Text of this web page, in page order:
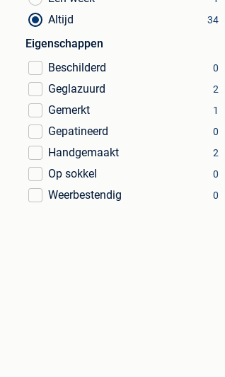
Altijd 34
Eigenschappen
Beschilderd
0
Geglazuurd 2
Gemerkt 1
Gepatineerd 0
Handgemaakt 2
Op sokkel 0
Weerbestendig 0